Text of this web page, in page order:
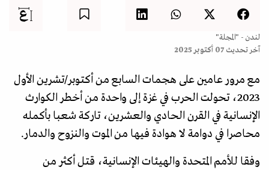
لندن - "المجلة"
آخر تحديث07 أكتوبر 2025
مع مرور عامين على هجمات السابع من أكتوبر/تشرين الأول
2023، تحولت الحرب في غزة إلى واحدة من أخطر الكوارث
الإنسانية في القرن الحادي والعشرين، تاركة شعبا بأكمله
محاصرا في دوامة لا هوادة فيها من الموت والنزوح والدمار.
وفقا للأمم المتحدة والهيئات الإنسانية، قتل أكثر من